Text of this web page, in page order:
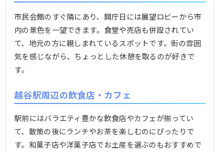
市民会館のすぐ隣にあり、開庁日には展望ロビーから市
内の景色を一望できます。食堂や売店も併設されてい
て、地元の方に親しまれているスポットです。街の雰囲
気を感じながら、ちょっとした休憩を取るのが好きで
す。
越谷駅周辺の飲食店・カフェ
駅前にはバラエティ豊かな飲食店やカフェが揃ってい
て、散策の後にランチやお茶を楽しむのにぴったりで
す。和菓子店や洋菓子店でお土産を選ぶのもおすすめで